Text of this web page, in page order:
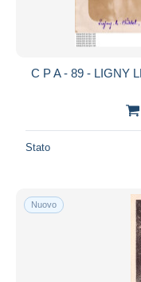
C P A - 89 - LIGNY
Stato
Nuovo